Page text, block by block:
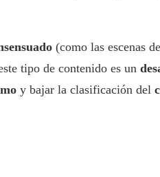
(como las escenas
tipo de contenido es un
y bajar la clasificación del